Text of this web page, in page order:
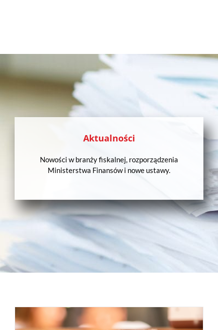
Aktualności
Nowości w branży fiskalnej, rozporządzenia
Ministerstwa Finansów i nowe ustawy.